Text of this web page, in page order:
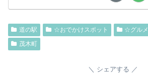
道の駅 ☆おでかけスポット ☆グルメ
茂木町
シェアする